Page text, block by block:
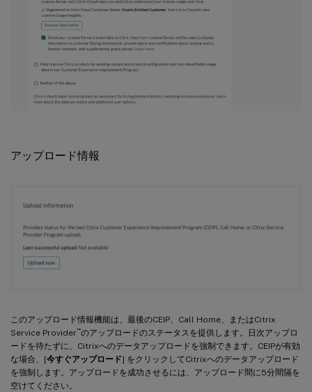
アップロード情報
このアップロード情報機能は、最後のCEIP、Call Home、またはCitrix
Service Provider™のアップロードのステータスを提供します。日次アップロ
ードを待たずに、Citrixへのデータアップロードを強制できます。CEIPが有効
な場合、[今すぐアップロード] をクリックしてCitrixへのデータアップロード
を強制します。アップロードを成功させるには、アップロード間に5分間隔を
空けてください。